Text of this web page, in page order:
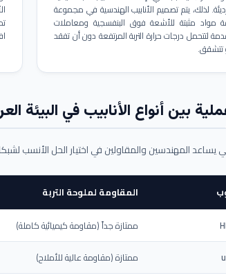
لذلك، يتم تصميم الأنابيب الهندسية في مجموعة
مواد مثبتة للأشعة فوق البنفسجية ومعاملات
لتتحمل درجات حرارة التربة المرتفعة دون أن تفقد
تتشقق.
بين أنواع الأنابيب في البيئة
المهندسين والمقاولين في اختيار الحل الأنسب
المقاومة لملوحة التربة
ممتازة جداً (مقاومة كيميائية كاملة)
ممتازة (مقاومة عالية للأملاح)